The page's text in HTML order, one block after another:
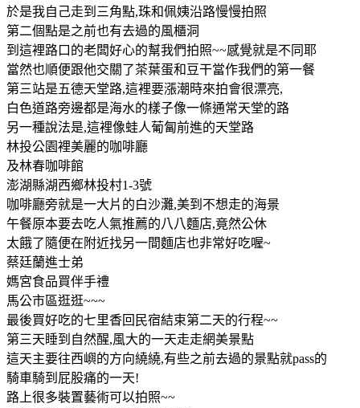
於是我自己走到三角點,珠和佩姨沿路慢慢拍照
第二個點是之前也有去過的風櫃洞
到這裡路口的老闆好心的幫我們拍照~~感覺就是不同耶
當然也順便跟他交關了茶葉蛋和豆干當作我們的第一餐
第三站是五德天堂路,這裡要漲潮時來拍會很漂亮,
白色道路旁邊都是海水的樣子像一條通常天堂的路
另一種說法是,這裡像蛙人葡匐前進的天堂路
林投公園裡美麗的咖啡廳
及林春咖啡館
澎湖縣湖西鄉林投村1-3號
咖啡廳旁就是一大片的白沙灘,美到不想走的海景
午餐原本要去吃人氣推薦的八八麵店,竟然公休
太餓了隨便在附近找另一間麵店也非常好吃喔~
蔡廷蘭進士弟
媽宮食品買伴手禮
馬公市區逛逛~~~
最後買好吃的七里香回民宿結束第二天的行程~~
第三天睡到自然醒,風大的一天走走網美景點
這天主要往西嶼的方向繞繞,有些之前去過的景點就pass的
騎車騎到屁股痛的一天!
路上很多裝置藝術可以拍照~~